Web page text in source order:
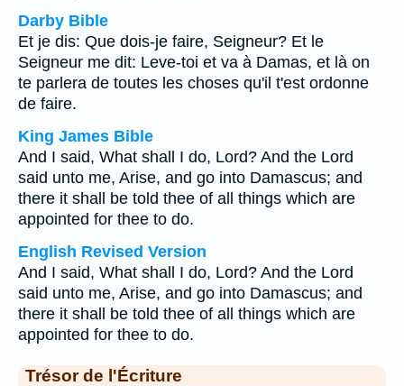
Darby Bible
Et je dis: Que dois-je faire, Seigneur? Et le
Seigneur me dit: Leve-toi et va à Damas, et là on
te parlera de toutes les choses qu'il t'est ordonne
de faire.
King James Bible
And I said, What shall I do, Lord? And the Lord
said unto me, Arise, and go into Damascus; and
there it shall be told thee of all things which are
appointed for thee to do.
English Revised Version
And I said, What shall I do, Lord? And the Lord
said unto me, Arise, and go into Damascus; and
there it shall be told thee of all things which are
appointed for thee to do.
Trésor de l'Écriture